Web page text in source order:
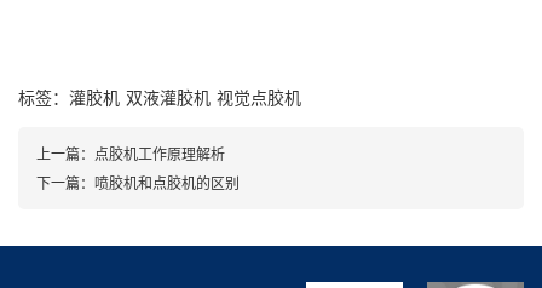
标签： 灌胶机 双液灌胶机 视觉点胶机
上一篇： 点胶机工作原理解析
下一篇： 喷胶机和点胶机的区别